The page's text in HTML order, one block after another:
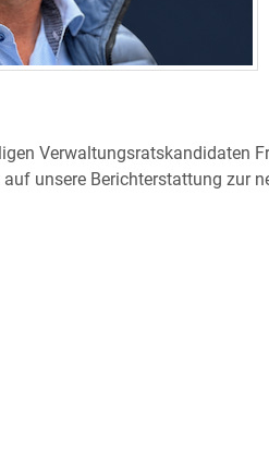
Verwaltungsratskandidaten
unsere Berichterstattung zur